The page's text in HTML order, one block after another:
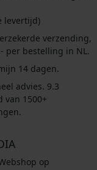
levertijd)
verzending,
per bestelling in NL.
14 dagen.
advies. 9.3
van 1500+
op